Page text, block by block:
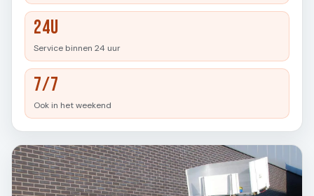
24U
Service binnen 24 uur
7/7
Ook in het weekend